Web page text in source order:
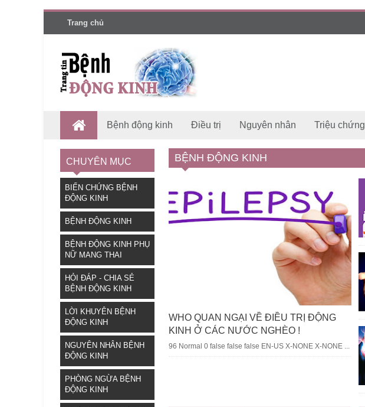
Trang chủ
Bệnh động kinh Điều trị Nguyên nhân Triệu chứng
CHUYÊN MỤC
BIẾN CHỨNG BỆNH
ĐỘNG KINH
BỆNH ĐỘNG KINH
BỆNH ĐỘNG KINH PHỤ
NỮ MANG THAI
HỎI ĐÁP - CHIA SẺ
BỆNH ĐỘNG KINH
LỜI KHUYÊN BỆNH
ĐỘNG KINH
NGUYÊN NHÂN BỆNH
ĐỘNG KINH
PHÒNG NGỪA BỆNH
ĐỘNG KINH
BỆNH ĐỘNG KINH
WHO QUAN NGẠI VỀ ĐIỀU TRỊ ĐỘNG
KINH Ở CÁC NƯỚC NGHÈO !
96 Normal 0 false false false EN-US X-NONE X-NONE ...